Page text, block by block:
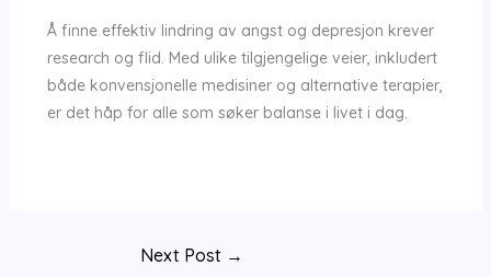
Å finne effektiv lindring av angst og depresjon krever
research og flid. Med ulike tilgjengelige veier, inkludert
både konvensjonelle medisiner og alternative terapier,
er det håp for alle som søker balanse i livet i dag.
Next Post →